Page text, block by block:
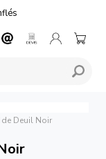
Deuil Noir